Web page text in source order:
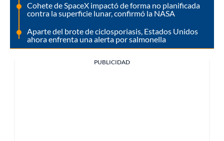
Cohete de SpaceX impactó de forma no planificada
contra la superficie lunar, confirmó la NASA
Aparte del brote de ciclosporiasis, Estados Unidos
ahora enfrenta una alerta por salmonella
PUBLICIDAD